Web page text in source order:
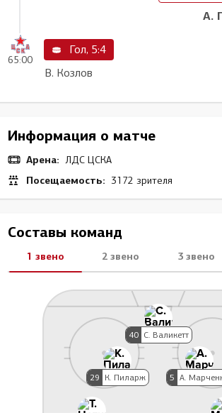
А.
65:00
Гол, 5:4
В. Козлов
Информация о матче
Арена: ЛДС ЦСКА
Посещаемость: 3172 зрителя
Составы команд
1 звено 2 звено 3 звено
40 С. Валикетт
5 А.
29 К. Пиларж